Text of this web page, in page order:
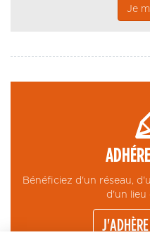
Bénéficiez d'un réseau,
d'un lieu